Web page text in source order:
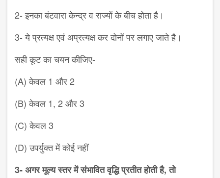
2-इनका बंटवारा केन्द्र व राज्यों के बीचहोता है।
3-ये प्रत्यक्ष एवं अप्रत्यक्ष कर दोनों परलगाए जाते है।
सही कूट का चयन कीजिए-
(A) केवल 1 और2
(B) केवल 1, 2 और3
(C) केवल3
(D) उपर्युक्त में कोई नहीं
3-अगर मूल्य स्तर में संभावित वृद्धि प्रतीत होतीहै,तो